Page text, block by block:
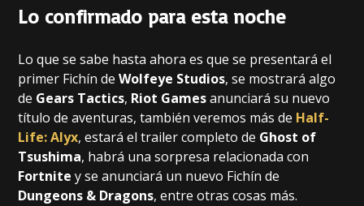
Lo confirmado para esta noche
Lo que se sabe hasta ahora es que se presentará el
primer Fichín deWolfeye Studios, se mostrará algo
de Gears Tactics, Riot Gamesanunciará su nuevo
título de aventuras, también veremos más de Half-
Life: Alyx, estará el trailer completo de Ghost of
Tsushima, habrá una sorpresa relacionada con
Fortnite y se anunciará un nuevo Fichín de
Dungeons & Dragons, entre otras cosas más.